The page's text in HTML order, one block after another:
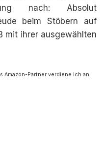
nach: Absolut
beim Stöbern auf
mit ihrer ausgewählten
Amazon-Partner verdiene ich an